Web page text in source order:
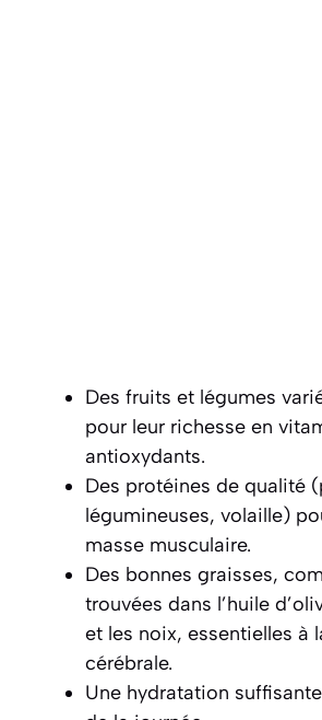
Des fruits et légumes
pour leur richesse en
antioxydants.
Des protéines de qualité
légumineuses, volaille)
masse musculaire.
Des bonnes graisses,
trouvées dans l’huile
et les noix, essentielles à
cérébrale.
Une hydratation